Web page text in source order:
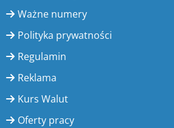
Ważne numery
Polityka prywatności
Regulamin
Reklama
Kurs Walut
Oferty pracy